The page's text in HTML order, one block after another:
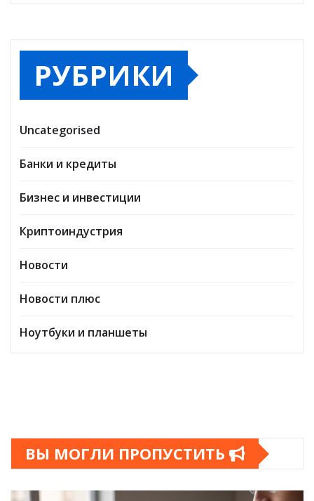
РУБРИКИ
Uncategorised
Банки и кредиты
Бизнес и инвестиции
Криптоиндустрия
Новости
Новости плюс
Ноутбуки и планшеты
ВЫ МОГЛИ ПРОПУСТИТЬ